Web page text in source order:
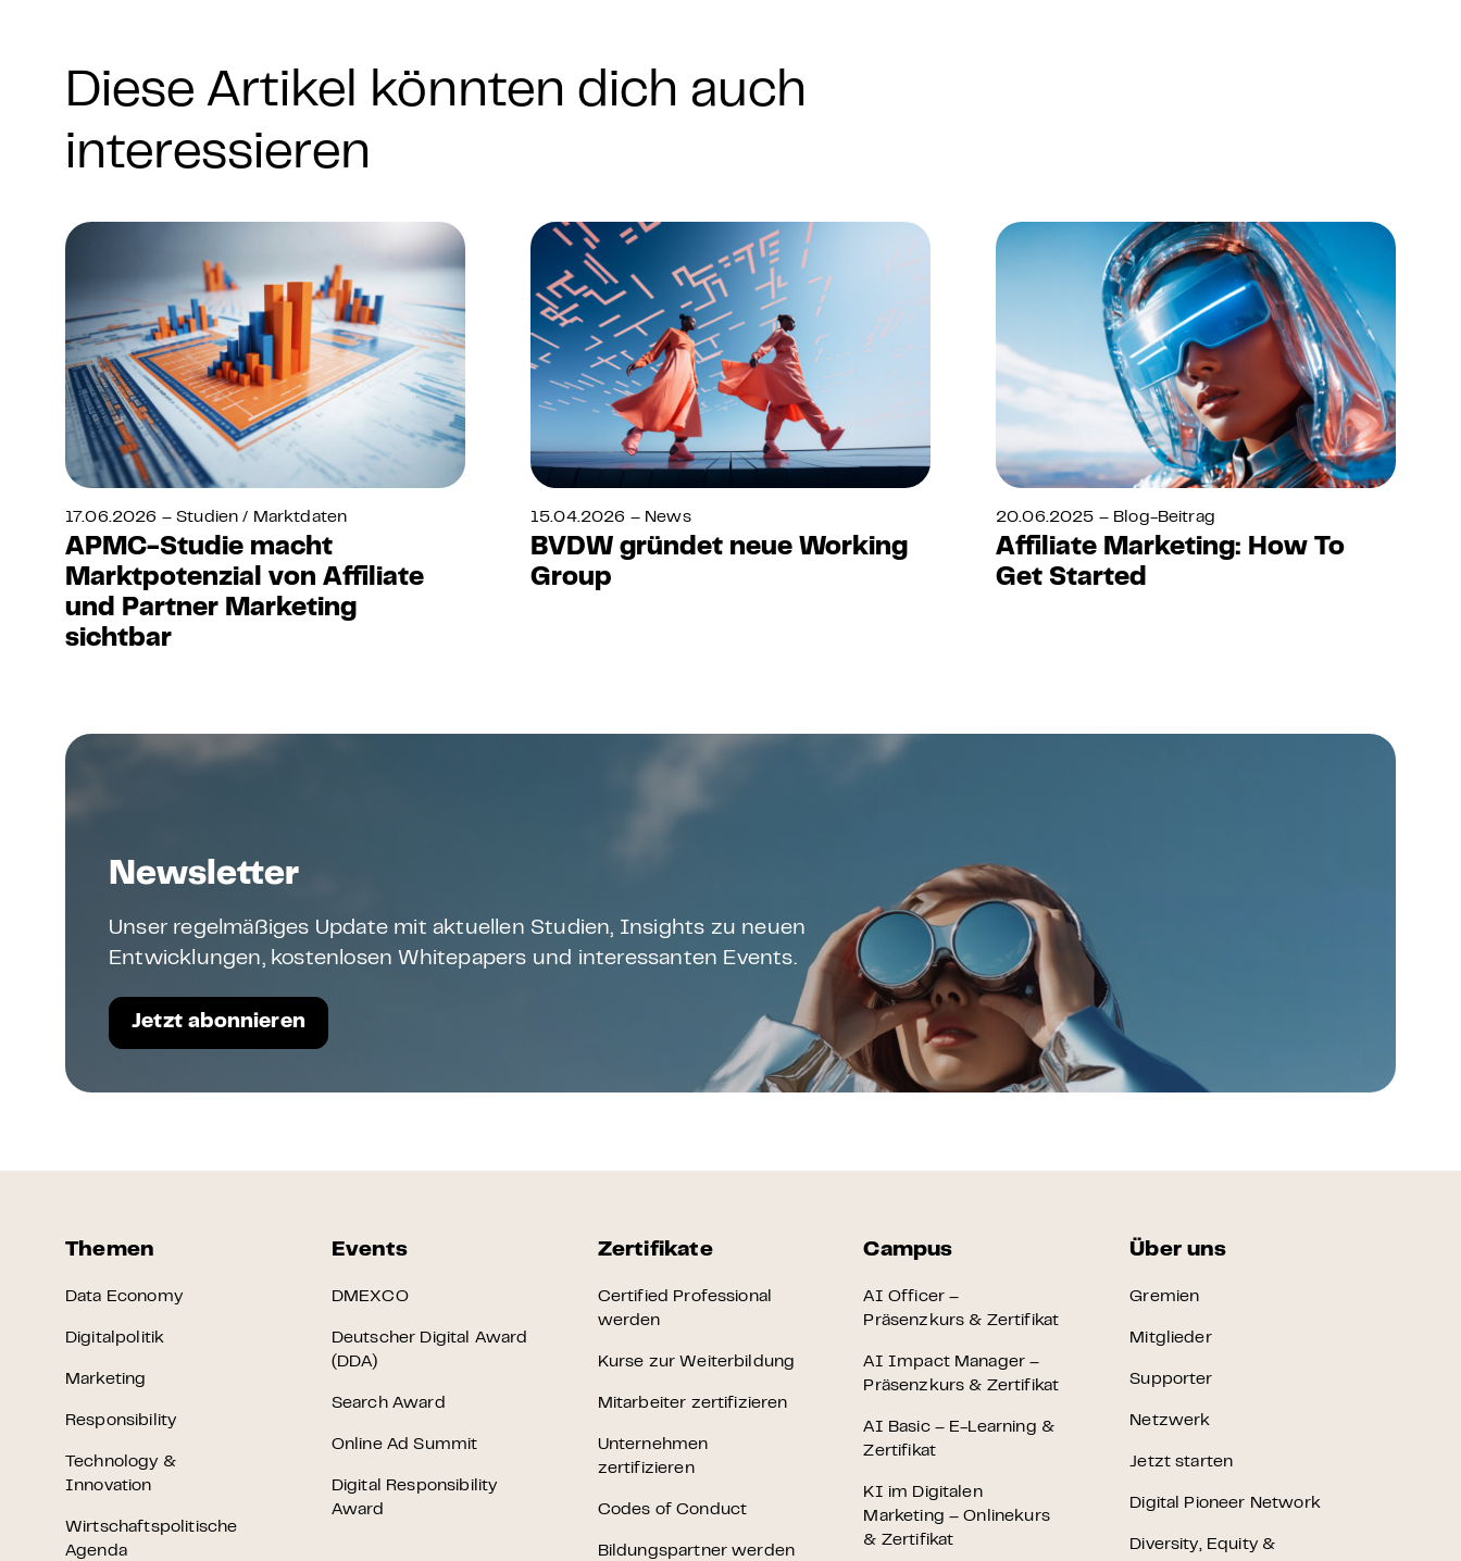
Diese Artikel könnten dich auch
interessieren
17.06.2026 – Studien / Marktdaten
APMC-Studie macht
Marktpotenzial von Affiliate
und Partner Marketing
sichtbar
15.04.2026 – News
BVDW gründet neue Working
Group
20.06.2025 – Blog-Beitrag
Affiliate Marketing: How To
Get Started
Newsletter
Unser regelmäßiges Update mit aktuellen Studien, Insights zu neuen
Entwicklungen, kostenlosen Whitepapers und interessanten Events.
Jetzt abonnieren
Themen
Data Economy
Digitalpolitik
Marketing
Responsibility
Technology &
Innovation
Wirtschaftspolitische
Agenda
Events
DMEXCO
Deutscher Digital Award
(DDA)
Search Award
Online Ad Summit
Digital Responsibility
Award
Zertifikate
Certified Professional
werden
Kurse zur Weiterbildung
Mitarbeiter zertifizieren
Unternehmen
zertifizieren
Codes of Conduct
Bildungspartner werden
Campus
AI Officer –
Präsenzkurs & Zertifikat
AI Impact Manager –
Präsenzkurs & Zertifikat
AI Basic – E-Learning &
Zertifikat
KI im Digitalen
Marketing – Onlinekurs
& Zertifikat
Über uns
Gremien
Mitglieder
Supporter
Netzwerk
Jetzt starten
Digital Pioneer Network
Diversity, Equity &